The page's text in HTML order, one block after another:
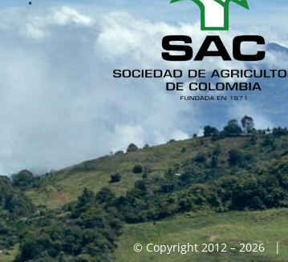
© Copyright 2012 – 2026 |